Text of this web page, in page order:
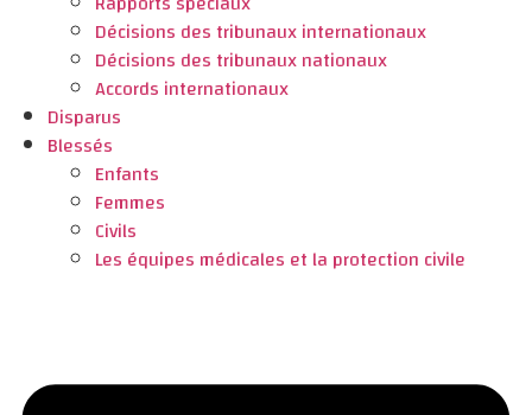
Décisions des tribunaux internationaux
Décisions des tribunaux nationaux
Accords internationaux
Disparus
Blessés
Enfants
Femmes
Civils
Les équipes médicales et la protection civile